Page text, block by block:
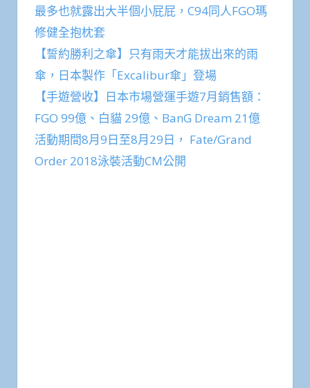
最多也就露出大半個小屁屁，C94同人FGO瑪
修健全抱枕套
【誓約勝利之傘】只有雨天才能拔出來的雨
傘，日本製作「Excalibur傘」登場
【手遊營收】日本市場營運手遊7月銷售額：
FGO 99億、白貓 29億、BanG Dream 21億
活動期間8月9日至8月29日， Fate/Grand
Order 2018泳裝活動CM公開